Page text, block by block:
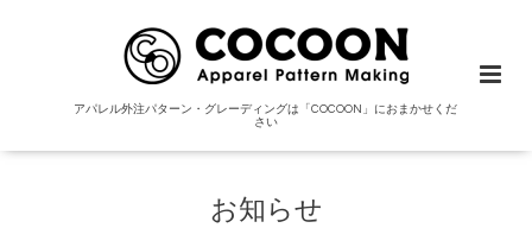
アパレル外注パターン・グレーディングは「COCOON」におまかせくだ
さい
お知らせ